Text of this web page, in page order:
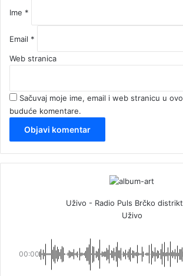
Ime *
Email *
Web stranica
Sačuvaj moje ime, email i web stranicu u
buduće komentare.
Uživo - Radio Puls Brčko
Uživo
00:00